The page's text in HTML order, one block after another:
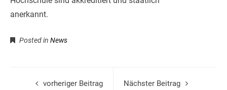
anerkannt.
Posted in News
vorheriger Beitrag
Nächster Beitrag